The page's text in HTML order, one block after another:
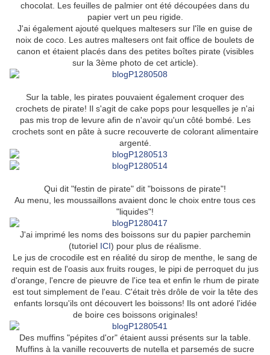
chocolat. Les feuilles de palmier ont été découpées dans du
papier vert un peu rigide.
J'ai également ajouté quelques maltesers sur l'île en guise de
noix de coco. Les autres maltesers ont fait office de boulets de
canon et étaient placés dans des petites boîtes pirate (visibles
sur la 3ème photo de cet article).
Sur la table, les pirates pouvaient également croquer des
crochets de pirate! Il s'agit de cake pops pour lesquelles je n'ai
pas mis trop de levure afin de n'avoir qu'un côté bombé. Les
crochets sont en pâte à sucre recouverte de colorant alimentaire
argenté.
Qui dit "festin de pirate" dit "boissons de pirate"!
Au menu, les moussaillons avaient donc le choix entre tous ces
"liquides"!
J'ai imprimé les noms des boissons sur du papier parchemin
(tutoriel ICI) pour plus de réalisme.
Le jus de crocodile est en réalité du sirop de menthe, le sang de
requin est de l'oasis aux fruits rouges, le pipi de perroquet du jus
d'orange, l'encre de pieuvre de l'ice tea et enfin le rhum de pirate
est tout simplement de l'eau. C'était très drôle de voir la tête des
enfants lorsqu'ils ont découvert les boissons! Ils ont adoré l'idée
de boire ces boissons originales!
Des muffins "pépites d'or" étaient aussi présents sur la table.
Muffins à la vanille recouverts de nutella et parsemés de sucre